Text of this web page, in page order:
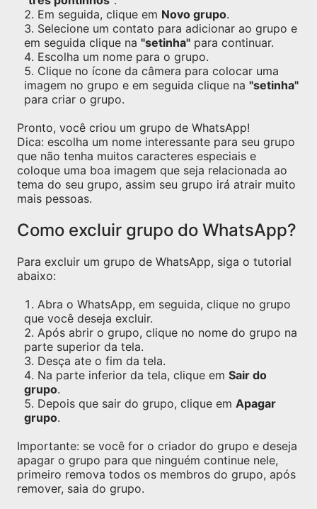
Em seguida, clique em Novo grupo.
Selecione um contato para adicionar ao grupo e
em seguida clique na "setinha" para continuar.
Escolha um nome para o grupo.
Clique no ícone da câmera para colocar uma
imagem no grupo e em seguida clique na "setinha"
para criar o grupo.
Pronto, você criou um grupo de WhatsApp!
Dica: escolha um nome interessante para seu grupo
que não tenha muitos caracteres especiais e
coloque uma boa imagem que seja relacionada ao
tema do seu grupo, assim seu grupo irá atrair muito
mais pessoas.
Como excluir grupo do WhatsApp?
Para excluir um grupo de WhatsApp, siga o tutorial
abaixo:
Abra o WhatsApp, em seguida, clique no grupo
que você deseja excluir.
Após abrir o grupo, clique no nome do grupo na
parte superior da tela.
Desça ate o fim da tela.
Na parte inferior da tela, clique em Sair do
grupo.
Depois que sair do grupo, clique em Apagar
grupo.
Importante: se você for o criador do grupo e deseja
apagar o grupo para que ninguém continue nele,
primeiro remova todos os membros do grupo, após
remover, saia do grupo.